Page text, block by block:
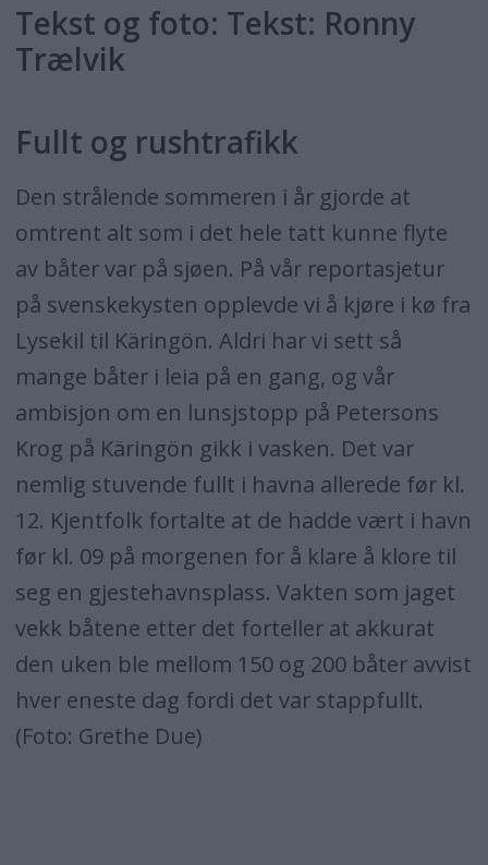
Tekst og foto: Tekst: Ronny
Trælvik
Fullt og rushtrafikk
Den strålende sommeren i år gjorde at
omtrent alt som i det hele tatt kunne flyte
av båter var på sjøen. På vår reportasjetur
på svenskekysten opplevde vi å kjøre i kø fra
Lysekil til Käringön. Aldri har vi sett så
mange båter i leia på en gang, og vår
ambisjon om en lunsjstopp på Petersons
Krog på Käringön gikk i vasken. Det var
nemlig stuvende fullt i havna allerede før kl.
12. Kjentfolk fortalte at de hadde vært i havn
før kl. 09 på morgenen for å klare å klore til
seg en gjestehavnsplass. Vakten som jaget
vekk båtene etter det forteller at akkurat
den uken ble mellom 150 og 200 båter avvist
hver eneste dag fordi det var stappfullt.
(Foto: Grethe Due)